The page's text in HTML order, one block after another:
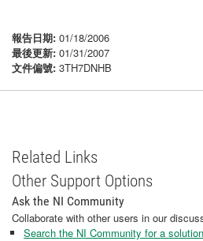
報告日期: 01/18/2006
最後更新: 01/31/2007
文件偏號: 3TH7DNHB
Related Links
Other Support Options
Ask the NI Community
Collaborate with other users in our
Search the NI Community for a solution